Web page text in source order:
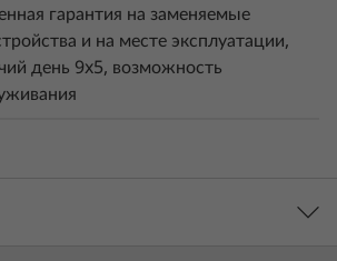
гарантия на заменяемые
и на месте эксплуатации,
день 9x5, возможность